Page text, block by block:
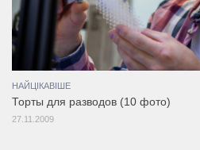
НАЙЦІКАВІШЕ
Торты для разводов (10 фото)
27.11.2009